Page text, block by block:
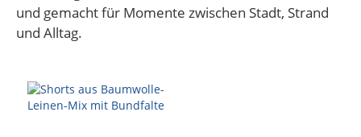
und gemacht für Momente zwischen Stadt, Strand
und Alltag.